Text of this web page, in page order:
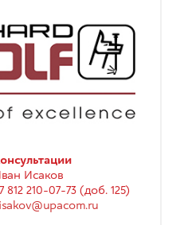
диагностика
Исаков
812 210-07-73 (доб. 125)